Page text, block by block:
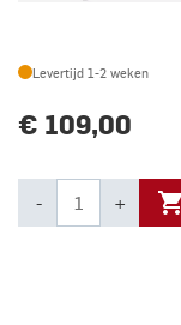
Levertijd 1-2 weken
€ 109,00
- +